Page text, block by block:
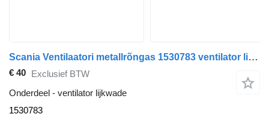
Scania Ventilaatori metallrõngas 1530783 ventilator lijkwade voor Scania P310 trekker
€ 40 Exclusief BTW
Onderdeel - ventilator lijkwade
1530783